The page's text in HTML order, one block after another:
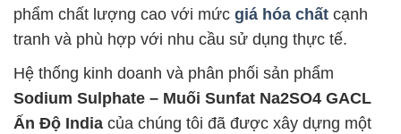
phẩm chất lượng cao với mức giá hóa chất cạnh
tranh và phù hợp với nhu cầu sử dụng thực tế.
Hệ thống kinh doanh và phân phối sản phẩm
Sodium Sulphate – Muối Sunfat Na2SO4 GACL
Ấn Độ India của chúng tôi đã được xây dựng một